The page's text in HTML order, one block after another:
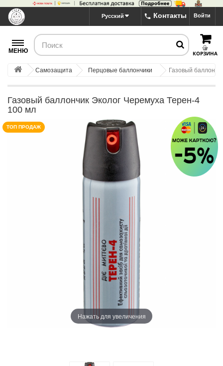
Войти
Контакты
Русский
КОРЗИНА
МЕНЮ
Самозащита Перцовые баллончики Газовый
Газовый баллончик Эколог Черемуха Терен-4
100 мл
Нажать для увеличения
ТОП ПРОДАЖ